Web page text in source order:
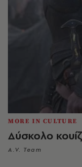
MORE IN CULTURE
Δύσκολο
A.V. Team